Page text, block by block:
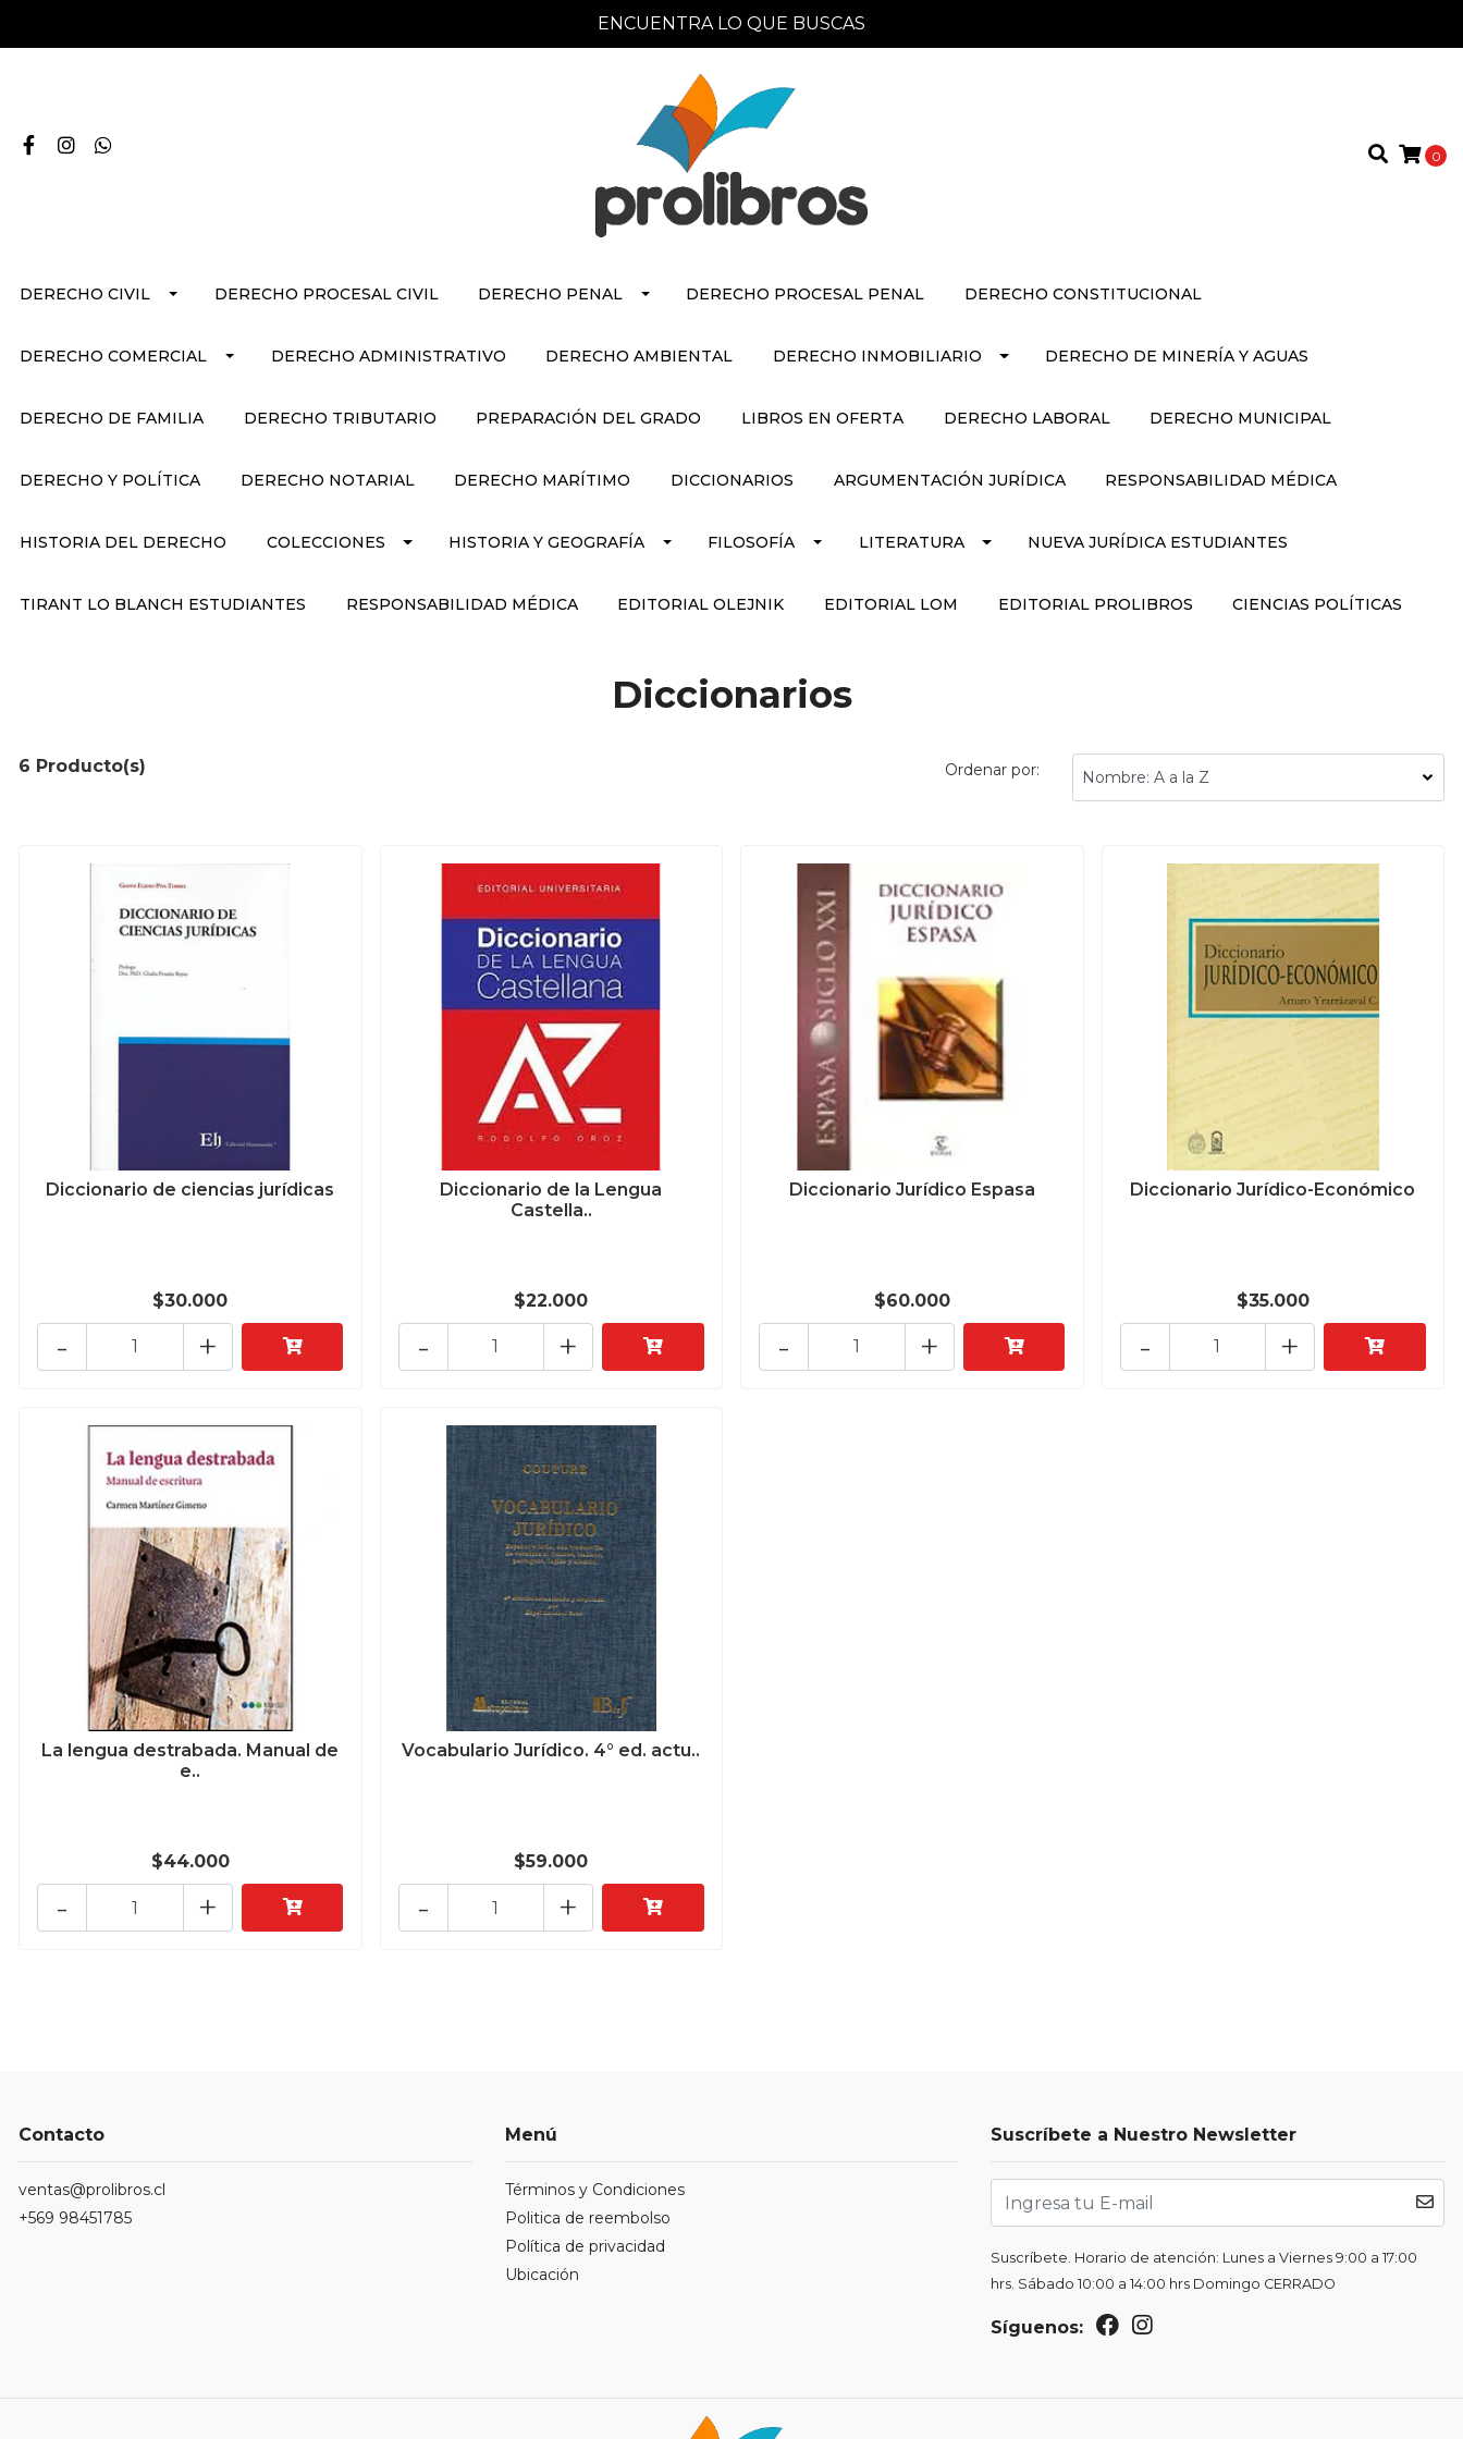
ENCUENTRA LO QUE BUSCAS
0
DERECHO CIVIL DERECHO PROCESAL CIVIL DERECHO PENAL DERECHO PROCESAL PENAL DERECHO CONSTITUCIONAL
DERECHO COMERCIAL DERECHO ADMINISTRATIVO DERECHO AMBIENTAL DERECHO INMOBILIARIO DERECHO DE MINERÍA Y AGUAS
DERECHO DE FAMILIA DERECHO TRIBUTARIO PREPARACIÓN DEL GRADO LIBROS EN OFERTA DERECHO LABORAL DERECHO MUNICIPAL
DERECHO Y POLÍTICA DERECHO NOTARIAL DERECHO MARÍTIMO DICCIONARIOS ARGUMENTACIÓN JURÍDICA RESPONSABILIDAD MÉDICA
HISTORIA DEL DERECHO COLECCIONES HISTORIA Y GEOGRAFÍA FILOSOFÍA LITERATURA NUEVA JURÍDICA ESTUDIANTES
TIRANT LO BLANCH ESTUDIANTES RESPONSABILIDAD MÉDICA EDITORIAL OLEJNIK EDITORIAL LOM EDITORIAL PROLIBROS CIENCIAS POLÍTICAS
Diccionarios
6 Producto(s) Ordenar por:
Diccionario de ciencias jurídicas
$30.000
+
-
Diccionario de la Lengua
Castella..
$22.000
+
-
Diccionario Jurídico Espasa
$60.000
+
-
Diccionario Jurídico-Económico
$35.000
+
-
La lengua destrabada. Manual de
e..
$44.000
+
-
Vocabulario Jurídico. 4° ed. actu..
$59.000
+
-
Contacto
ventas@prolibros.cl
+569 98451785
Menú
Términos y Condiciones
Politica de reembolso
Política de privacidad
Ubicación
Suscríbete a Nuestro Newsletter
Suscríbete. Horario de atención: Lunes a Viernes 9:00 a 17:00
hrs. Sábado 10:00 a 14:00 hrs Domingo CERRADO
Síguenos: